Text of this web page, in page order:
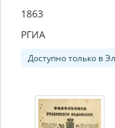
1863
РГИА
Доступно только в